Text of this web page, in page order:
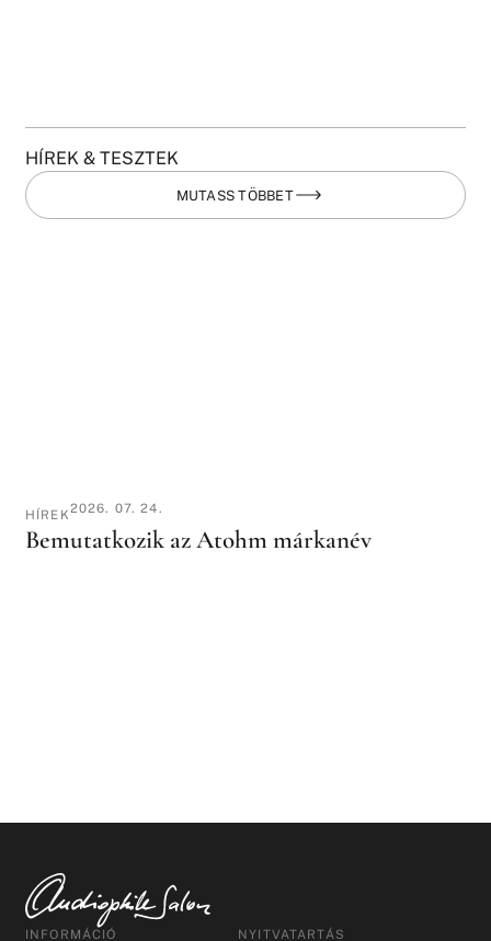
HÍREK & TESZTEK
MUTASS TÖBBET
HÍREK2026. 07. 24.
Bemutatkozik az Atohm márkanév
INFORMÁCIÓ
NYITVATARTÁS